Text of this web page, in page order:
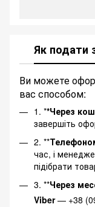
Як подати
Ви можете
вас способом:
1. **Через
завершіть
2. **
час, і
підібрати
3. **Через
Viber— +38